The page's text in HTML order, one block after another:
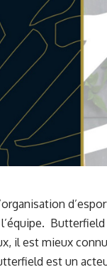
l’équipe.
il est mieux
est un